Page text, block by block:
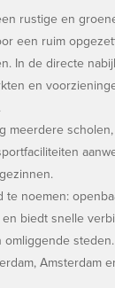
rustige en
een ruim
In de directe
en
meerdere scholen,
te noemen:
biedt snelle
Amsterdam